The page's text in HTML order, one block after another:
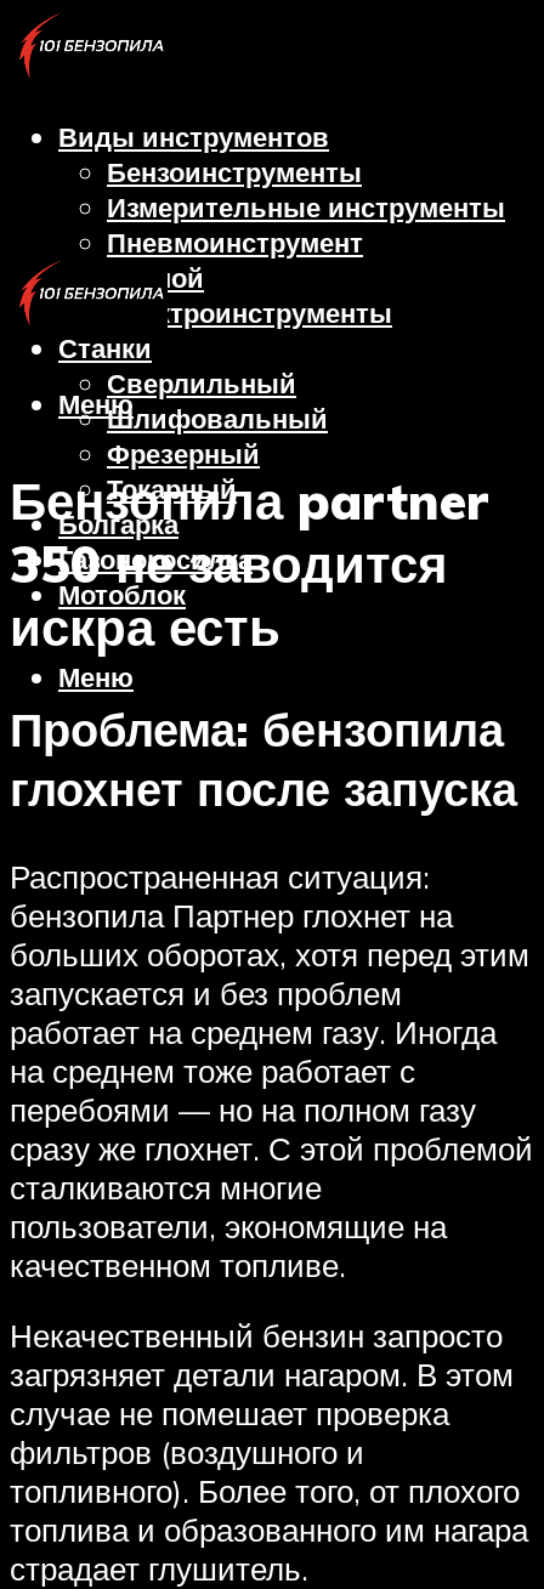
Виды инструментов
Бензоинструменты
Измерительные инструменты
Пневмоинструмент
Ручной
Электроинструменты
Станки
Сверлильный
Шлифовальный
Фрезерный
Токарный
Болгарка
Газонокосилка
Мотоблок
Меню
Меню
Бензопила partner
350 не заводится
искра есть
Проблема: бензопила
глохнет после запуска
Распространенная ситуация:
бензопила Партнер глохнет на
больших оборотах, хотя перед этим
запускается и без проблем
работает на среднем газу. Иногда
на среднем тоже работает с
перебоями — но на полном газу
сразу же глохнет. С этой проблемой
сталкиваются многие
пользователи, экономящие на
качественном топливе.
Некачественный бензин запросто
загрязняет детали нагаром. В этом
случае не помешает проверка
фильтров (воздушного и
топливного). Более того, от плохого
топлива и образованного им нагара
страдает глушитель.